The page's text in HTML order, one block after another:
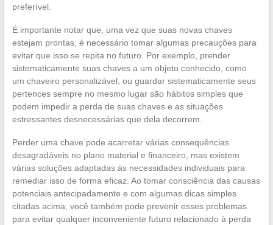
preferível.
É importante notar que, uma vez que suas novas chaves
estejam prontas, é necessário tomar algumas precauções para
evitar que isso se repita no futuro. Por exemplo, prender
sistematicamente suas chaves a um objeto conhecido, como
um chaveiro personalizável, ou guardar sistematicamente seus
pertences sempre no mesmo lugar são hábitos simples que
podem impedir a perda de suas chaves e as situações
estressantes desnecessárias que dela decorrem.
Perder uma chave pode acarretar várias consequências
desagradáveis no plano material e financeiro, mas existem
várias soluções adaptadas às necessidades individuais para
remediar isso de forma eficaz. Ao tomar consciência das causas
potenciais antecipadamente e com algumas dicas simples
citadas acima, você também pode prevenir esses problemas
para evitar qualquer inconveniente futuro relacionado à perda